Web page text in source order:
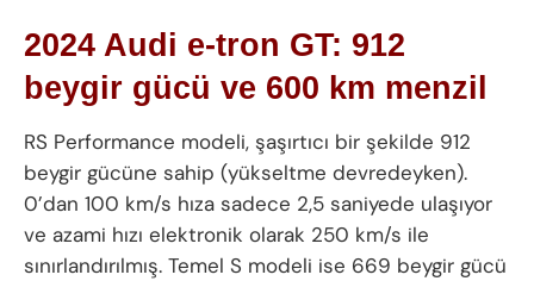
2024 Audi e-tron GT: 912
beygir gücü ve 600 km menzil
RS Performance modeli, şaşırtıcı bir şekilde 912
beygir gücüne sahip (yükseltme devredeyken).
0’dan 100 km/s hıza sadece 2,5 saniyede ulaşıyor
ve azami hızı elektronik olarak 250 km/s ile
sınırlandırılmış. Temel S modeli ise 669 beygir gücü